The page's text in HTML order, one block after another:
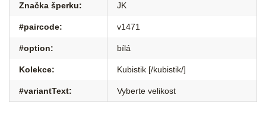
Značka šperku: JK
#paircode: v1471
#option: bílá
Kolekce: Kubistik [/kubistik/]
#variantText: Vyberte velikost